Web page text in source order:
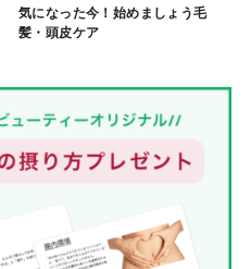
気になった今！始めましょう毛
髪・頭皮ケア